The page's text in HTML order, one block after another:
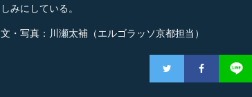
しみにしている。
文・写真：川瀬太補（エルゴラッソ京都担当）